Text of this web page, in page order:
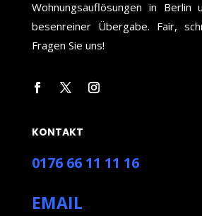
Wohnungsauflösungen in Berlin
besenreiner Übergabe. Fair,
Fragen Sie uns!
KONTAKT
0176 66 11 11 16
EMAIL